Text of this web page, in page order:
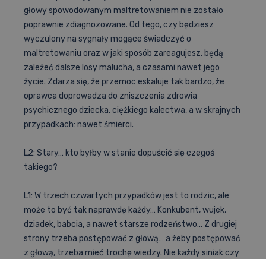
głowy spowodowanym maltretowaniem nie zostało
poprawnie zdiagnozowane. Od tego, czy będziesz
wyczulony na sygnały mogące świadczyć o
maltretowaniu oraz w jaki sposób zareagujesz, będą
zależeć dalsze losy malucha, a czasami nawet jego
życie. Zdarza się, że przemoc eskaluje tak bardzo, że
oprawca doprowadza do zniszczenia zdrowia
psychicznego dziecka, ciężkiego kalectwa, a w skrajnych
przypadkach: nawet śmierci.
L2: Stary… kto byłby w stanie dopuścić się czegoś
takiego?
L1: W trzech czwartych przypadków jest to rodzic, ale
może to być tak naprawdę każdy… Konkubent, wujek,
dziadek, babcia, a nawet starsze rodzeństwo… Z drugiej
strony trzeba postępować z głową… a żeby postępować
z głową, trzeba mieć trochę wiedzy. Nie każdy siniak czy